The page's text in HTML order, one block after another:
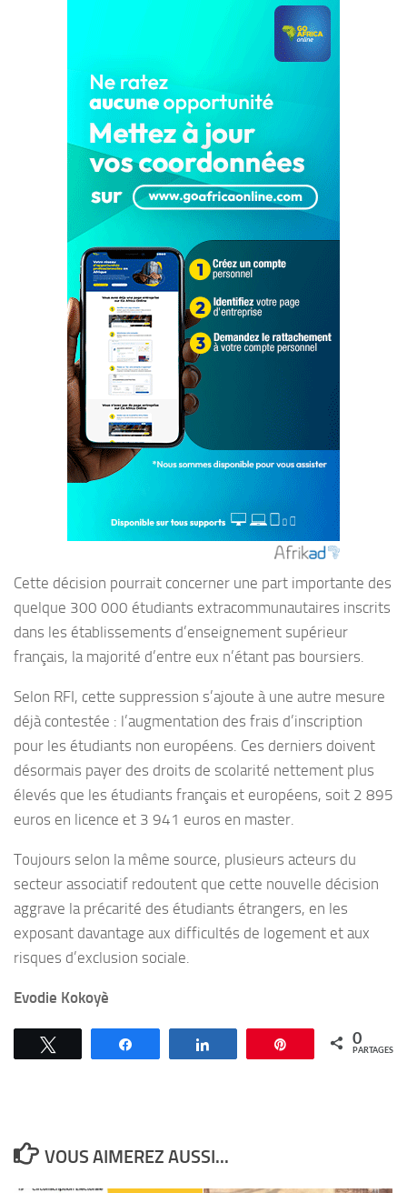
Cette décision pourrait concerner une part importante des
quelque 300 000 étudiants extracommunautaires inscrits
dans les établissements d’enseignement supérieur
français, la majorité d’entre eux n’étant pas boursiers.
Selon RFI, cette suppression s’ajoute à une autre mesure
déjà contestée : l’augmentation des frais d’inscription
pour les étudiants non européens. Ces derniers doivent
désormais payer des droits de scolarité nettement plus
élevés que les étudiants français et européens, soit 2 895
euros en licence et 3 941 euros en master.
Toujours selon la même source, plusieurs acteurs du
secteur associatif redoutent que cette nouvelle décision
aggrave la précarité des étudiants étrangers, en les
exposant davantage aux difficultés de logement et aux
risques d’exclusion sociale.
Evodie Kokoyè
Épingle 0
PARTAGES
VOUS AIMEREZ AUSSI...